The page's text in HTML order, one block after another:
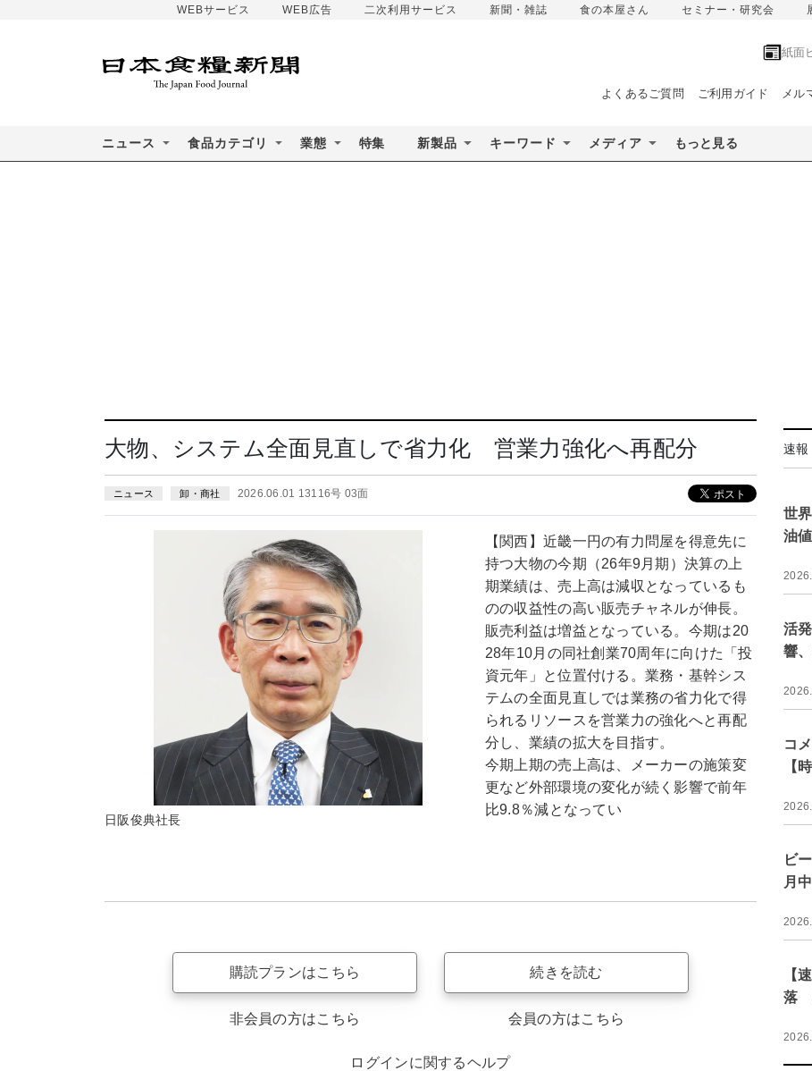
WEBサービス WEB広告 二次利用サービス 新聞・雑誌 食の本屋さん セミナー・研究会
紙面
よくあるご質問 ご利用ガイド メル
ニュース 食品カテゴリ 業態 特集 新製品 キーワード メディア もっと見る
大物、システム全面見直しで省力化 営業力強化へ再配分
ニュース 卸・商社 2026.06.01 13116号 03面
日阪俊典社長
【関西】近畿一円の有力問屋を得意先に
持つ大物の今期（26年9月期）決算の上
期業績は、売上高は減収となっているも
のの収益性の高い販売チャネルが伸長。
販売利益は増益となっている。今期は20
28年10月の同社創業70周年に向けた「投
資元年」と位置付ける。業務・基幹シス
テムの全面見直しでは業務の省力化で得
られるリソースを営業力の強化へと再配
分し、業績の拡大を目指す。
今期上期の売上高は、メーカーの施策変
更など外部環境の変化が続く影響で前年
比9.8％減となってい
購読プランはこちら
非会員の方はこちら
続きを読む
会員の方はこちら
ログインに関するヘルプ
速報
世
油
活
響
コ
【
ビ
月
【
落